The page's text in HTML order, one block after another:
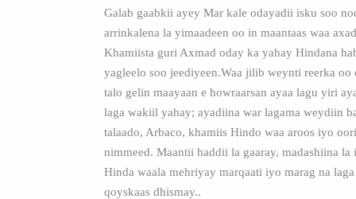
Galab gaabkii ayey Mar kale odayadii isku soo
arrinkalena la yimaadeen oo in maantaas waa
Khamiista guri Axmad oday ka yahay Hindana
yagleelo soo jeediyeen.Waa jilib weynti reerka oo
talo gelin maayaan e howraarsan ayaa lagu yiri
laga wakiil yahay; ayadiina war lagama weydiin
talaado, Arbaco, khamiis Hindo waa aroos iyo oori
nimmeed. Maantii haddii la gaaray, madashiina la
Hinda waala mehriyay marqaati iyo marag na
qoyskaas dhismay..